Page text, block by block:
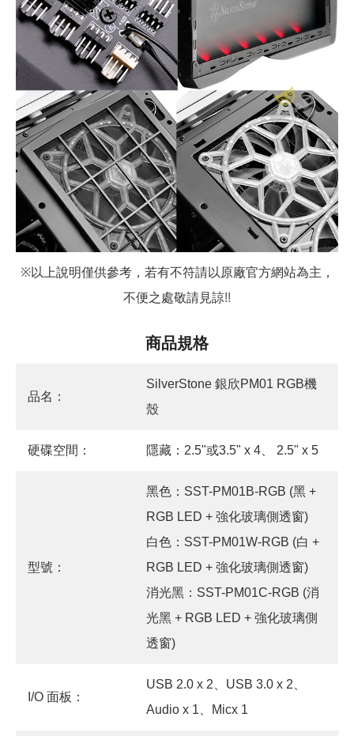
※以上說明僅供參考，若有不符請以原廠官方網站為主，
不便之處敬請見諒!!
商品規格
品名：
SilverStone 銀欣PM01 RGB機
殼
硬碟空間： 隱藏：2.5"或3.5" x 4、 2.5" x 5
型號：
黑色：SST-PM01B-RGB (黑 +
RGB LED + 強化玻璃側透窗)
白色：SST-PM01W-RGB (白 +
RGB LED + 強化玻璃側透窗)
消光黑：SST-PM01C-RGB (消
光黑 + RGB LED + 強化玻璃側
透窗)
I/O 面板：
USB 2.0 x 2、USB 3.0 x 2、
Audio x 1、Micx 1